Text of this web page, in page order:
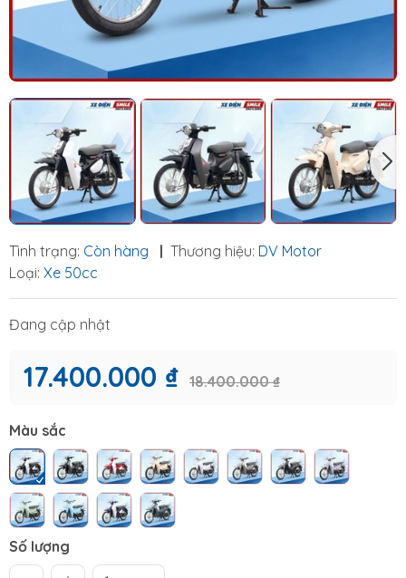
Tình trạng: Còn hàng | Thương hiệu: DV Motor
Loại: Xe 50cc
Đang cập nhật
17.400.000 ₫ 18.400.000 ₫
Màu sắc
Số lượng